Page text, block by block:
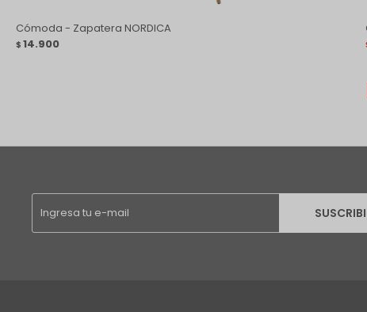
Cómoda - Zapatera NORDICA
$ 14.900